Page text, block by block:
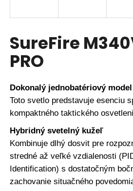
SureFire
PRO
Dokonalý jednobatériový
Toto svetlo predstavuje esenciu
kompaktného taktického
Hybridný svetelný kužeľ
Kombinuje dlhý dosvit pre
stredné až veľké vzdialenosti
Identification) s dostatočným
zachovanie situačného
s
ť
?
HĽADAŤ
O
d
p
o